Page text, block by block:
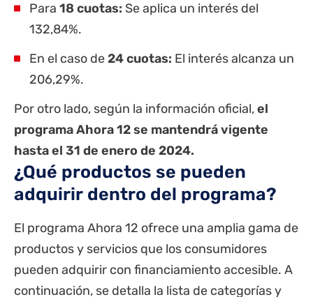
Para 18 cuotas: Se aplica un interés del
132,84%.
En el caso de24 cuotas: El interés alcanza un
206,29%.
Por otro lado, según la información oficial,el
programa Ahora 12 se mantendrá vigente
hasta el 31 de enero de 2024.
¿Qué productos se pueden
adquirir dentro del programa?
El programa Ahora 12 ofrece una amplia gama de
productos y servicios que los consumidores
pueden adquirir con financiamiento accesible. A
continuación, se detalla la lista de categorías y